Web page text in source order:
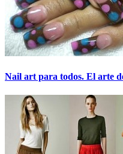
Nail art para todos. El arte